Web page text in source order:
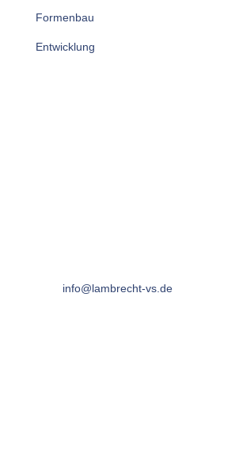
Formenbau
Entwicklung
info@lambrecht-vs.de